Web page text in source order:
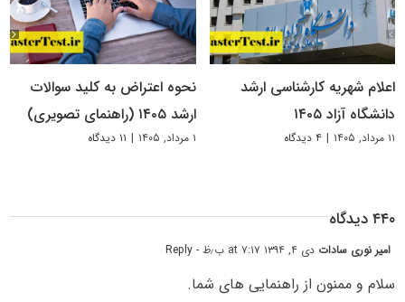
اعلام شهریه کارشناسی ارشد
دانشگاه آزاد ۱۴۰۵
۱۱ مرداد, ۱۴۰۵ | ۴ دیدگاه
نحوه اعتراض به کلید سوالات
ارشد ۱۴۰۵ (راهنمای تصویری)
۱ مرداد, ۱۴۰۵ | ۱۱ دیدگاه
۴۴۰ دیدگاه
امیر نوری سادات دی ۴, ۱۳۹۴ at ۷:۱۷ ب٫ظ - Reply
سلام و ممنون از راهنمایی های شما.